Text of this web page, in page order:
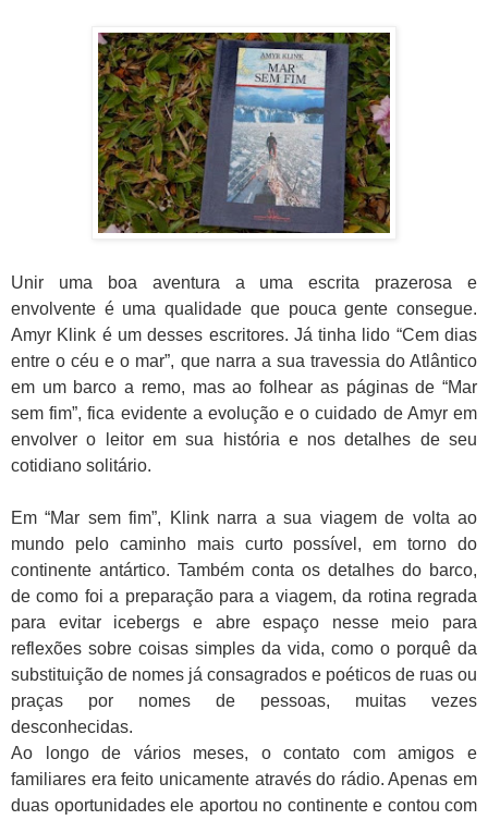
Unir uma boa aventura a uma escrita prazerosa e
envolvente é uma qualidade que pouca gente consegue.
Amyr Klink é um desses escritores. Já tinha lido “Cem dias
entre o céu e o mar”, que narra a sua travessia do Atlântico
em um barco a remo, mas ao folhear as páginas de “Mar
sem fim”, fica evidente a evolução e o cuidado de Amyr em
envolver o leitor em sua história e nos detalhes de seu
cotidiano solitário.
Em “Mar sem fim”,
Klink narra a sua viagem de volta ao
mundo pelo caminho mais curto possível, em torno do
continente antártico. Também conta os detalhes do barco,
de como foi a preparação para a viagem, da rotina regrada
para evitar icebergs e abre espaço nesse meio para
reflexões sobre coisas simples da vida, como o porquê da
substituição de nomes já consagrados e poéticos de ruas ou
praças por nomes de pessoas, muitas vezes
desconhecidas.
Ao longo de vários meses, o contato com amigos e
familiares era feito unicamente através do rádio. Apenas em
duas oportunidades ele aportou no continente e contou com